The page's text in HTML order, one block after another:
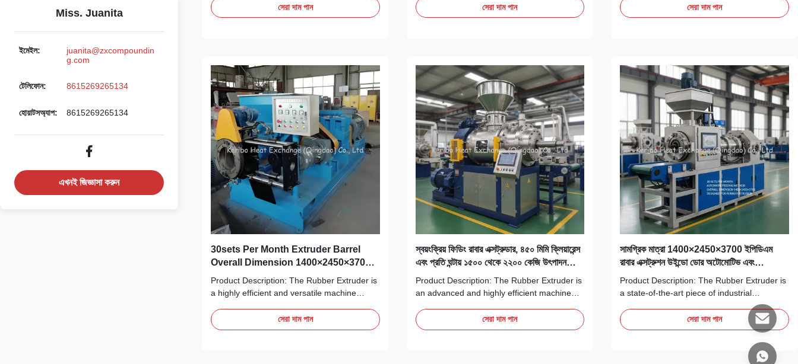
Miss. Juanita
ইমেইল:
juanita@zxcompoundin
g.com
টেলিফোন: 8615269265134
হোয়াটসঅ্যাপ: 8615269265134
এখনই জিজ্ঞাসা করুন
processing industries. With a substantial
weight of 3500 Kg, this heavy-duty
সেরা দাম পান
the rubber processing industry. Engineered
with precision and built for durability, this
সেরা দাম পান
the rubber processing industry. With a
production capacity of 30 sets per month,
সেরা দাম পান
30sets Per Month Extruder Barrel
Overall Dimension 1400×2450×3700
প্লাস্টিক এক্সট্রুশন সিস্টেমে পারফরম্যান্সের জন্য ডিজাইন
করা
Product Description: The Rubber Extruder is
a highly efficient and versatile machine
the rubber processing industry. Built with
precision and durability in mind, this
সেরা দাম পান
স্বয়ংক্রিয় ফিডিং রাবার এক্সট্রুডার, ৪৫০ মিমি ক্লিয়ারেন্স
এবং প্রতি ঘন্টায় ১৫০০ থেকে ২২০০ কেজি উৎপাদন
ক্ষমতা সহ, রাবার উৎপাদনের জন্য উপযুক্ত
Product Description: The Rubber Extruder is
an advanced and highly efficient machine
processing industry. Engineered to deliver
outstanding performance, this extruder is
সেরা দাম পান
সামগ্রিক মাত্রা 1400×2450×3700 ইপিডিএম
রাবার এক্সট্রুশন উইন্ডো ডোর অটোমোটিভ এবং
এইচভিএসি সিলিংয়ের জন্য কাস্টম রাবার প্রোফাইল
Product Description: The Rubber Extruder is
a state-of-the-art piece of industrial
equipment designed to meet the rigorous
demands of modern rubber processing.
Engineered with precision and built to deliver
high performance, this machine is ideal for a
wide range of rubber extrusion applications,
সেরা দাম পান